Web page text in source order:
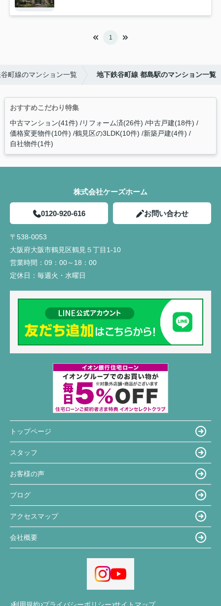
1
町線のマンション一覧 地下鉄谷町線 都島駅のマンション一覧
おすすめこだわり特集
中古マンション(41件) リフォーム済(26件) 中古戸建(18件)
価格変更物件(10件) 鶴見区の3LDK(10件) 新築戸建(4件)
自社物件(1件)
株式会社ケーズホーム
0120-920-616 お問い合わせ
〒538-0053
大阪府大阪市鶴見区鶴見５丁目1-10
営業時間： 09：00～18：00
定休日： 毎週火・水曜日
トップページ
スタッフ
お客様の声
ブログ
アクセスマップ
会社概要